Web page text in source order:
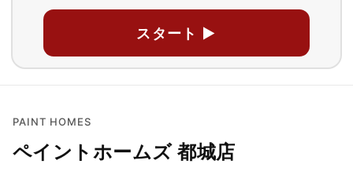
スタート ▶
PAINT HOMES
ペイントホームズ 都城店